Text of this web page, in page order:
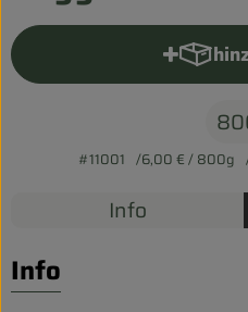
Biokorb so geht`s
Pferdepension &
Firmenkunden
#11001 6,00 €/ 800g
Info
Info